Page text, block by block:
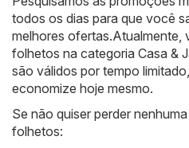
todos os dias para que você
melhores ofertas.Atualmente,
folhetos na categoria Casa &
são válidos por tempo
economize hoje mesmo.
Se não quiser perder
folhetos: